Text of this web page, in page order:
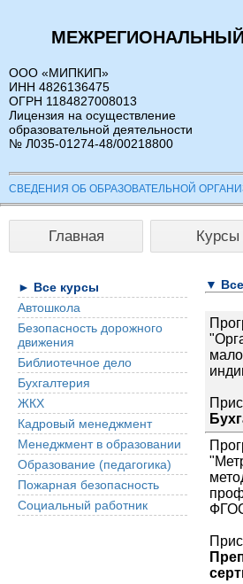
ООО «МИПКИП»
ИНН 4826136475
ОГРН 1184827008013
Лицензия на осуществление
образовательной деятельности
№ Л035-01274-48/00218800
СВЕДЕНИЯ ОБ ОБРАЗОВАТЕЛЬНОЙ
Главная Курсы
► Все курсы
Автошкола
Безопасность дорожного
движения
Библиотечное дело
Бухгалтерия
ЖКХ
Кадровый менеджмент
Менеджмент в образовании
Образование (педагогика)
Пожарная безопасность
Социальный работник
▼